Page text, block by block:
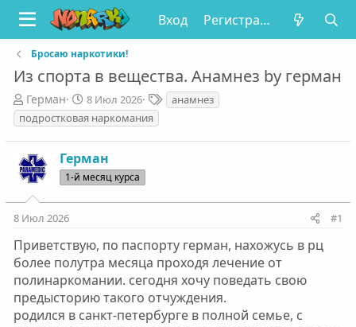
Вход Регистрация
Бросаю наркотики!
Из спорта в вещества. Анамнез by герман
А
в
т
о
р
т
е
м
ы
Герман
Д
а
т
а
н
а
ч
а
8 Июл 2026
Т
е
и
анамнез
подростковая наркомания
Герман
1-й месяц курса
8 Июл 2026 #1
Приветствую, по паспорту герман, нахожусь в рц
более полутра месяца проходя лечение от
полинаркомании. сегодня хочу поведать свою
предысторию такого отчуждения.
родился в санкт-петербурге в полной семье, с